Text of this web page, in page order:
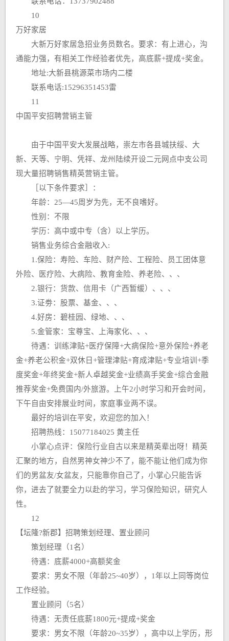
10
万好家居
大新万好家居急招业务员数名。要求：有上进心，沟
通能力强，有相关工作经验者优先，高底薪+提成+奖金。
地址:大新县桃源菜市场内二楼
联系电话:15296351453雷
11
中国平安招聘营销主管
由于中国平安大发展战略，崇左市各县城扶绥、大
新、天等、宁明、凭祥、龙州陆续开设二元网点中支公司
现大量招聘销售精英营销主管。
［以下条件要求］：
年龄：25—45周岁为先，无不良嗜好。
性别：不限
学历：高中或中专（含）以上学历。
销售业务综合金融收入:
1.保险：寿险、车险、财产险、工程险、员工团体意
外险、医疗险、大病险、教育金险、养老险、、、
2.银行：货款、信用卡（广西暂缓）、、、
3.证劵：股票、基金、、、
4.好房：碧桂园、绿地、、、
5.金管家：宝尊宝、上海家化、、、
待遇：训练津贴+医疗保障+大病保险+意外保险+养老
金+养老公积金+双休日+管理津贴+育成津贴+专业培训+季
度奖金+年终奖金+新人卓越奖金+业绩高手奖金+综合金融
推荐奖金+免费国内/外旅游。上午2小时学习和开会时间，
下午自由安排展业时间，家庭事业两不误。
最好的培训在平安，欢迎您的加入！
招聘热线：15077184025 黄主任
小掌心点评：保险行业自古以来是精英辈出呀！精英
汇聚的地方，自然男神女神少不了，能不能让他们成为你
们的男盆友/女盆友，只能靠你自己了，小掌心只能告诉
你，进去了就要全力以赴的学习，学习保险知识，研究人
性。
12
【坛隆?新郡】招聘策划经理、置业顾问
策划经理（1名）
待遇：底薪4000+高额奖金
要求：男女不限（年龄25~40岁），1年以上同等岗位
工作经验。
置业顾问（5名）
待遇：无责任底薪1800元+提成+奖金
要求：男女不限（年龄20~35岁），高中以上学历，形